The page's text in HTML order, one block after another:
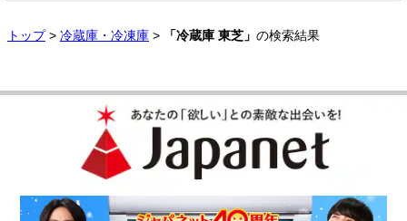
トップ> 冷蔵庫・冷凍庫 > 「冷蔵庫 東芝」 の検索結果